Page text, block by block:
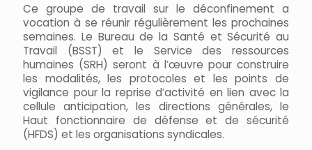
Ce groupe de travail sur le déconfinement a
vocation à se réunir régulièrement les prochaines
semaines. Le Bureau de la Santé et Sécurité au
Travail (BSST) et le Service des ressources
humaines (SRH) seront à l’œuvre pour construire
les modalités, les protocoles et les points de
vigilance pour la reprise d’activité en lien avec la
cellule anticipation, les directions générales, le
Haut fonctionnaire de défense et de sécurité
(HFDS) et les organisations syndicales.